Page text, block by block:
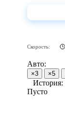
Скорость:
Авто:
×3 ×5
История:
Пусто